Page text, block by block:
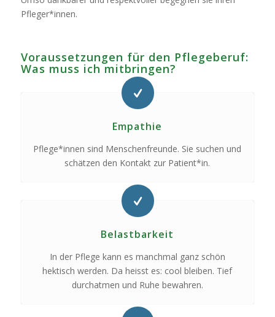
Pfleger*innen.
Voraussetzungen für den Pflegeberuf:
Was muss ich mitbringen?
Empathie
Pflege*innen sind Menschenfreunde. Sie suchen und
schätzen den Kontakt zur Patient*in.
Belastbarkeit
In der Pflege kann es manchmal ganz schön
hektisch werden. Da heisst es: cool bleiben. Tief
durchatmen und Ruhe bewahren.